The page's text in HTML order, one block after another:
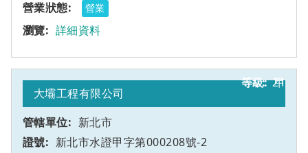
營業
詳細資料
21
大壩工程有限公司
新北市
新北市水證甲字第000208號-2
甲